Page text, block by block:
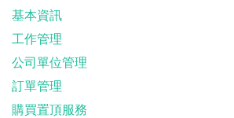
基本資訊
工作管理
公司單位管理
訂單管理
購買置頂服務